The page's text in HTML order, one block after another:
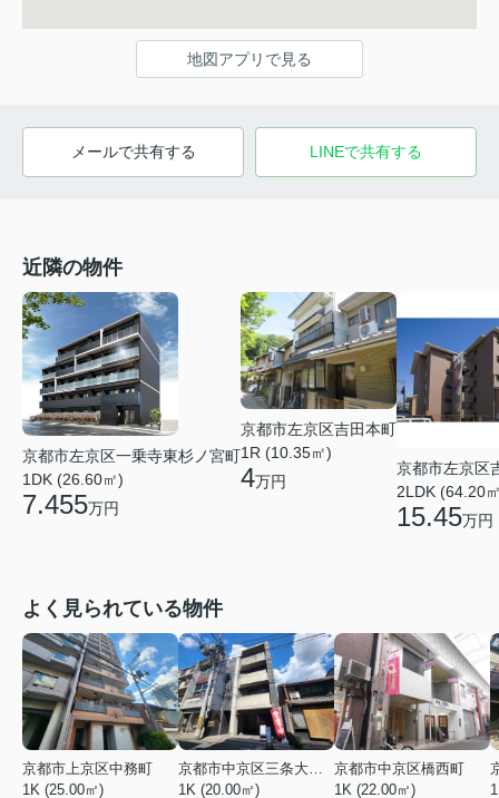
地図アプリで見る
メールで共有する LINEで共有する
近隣の物件
京都市左京区一乗寺東杉ノ宮町
1DK (26.60㎡)
7.455万円
京都市左京区吉田本町
1R (10.35㎡)
4万円
京都市左京区
2LDK (64.20
15.45万円
よく見られている物件
京都市上京区中務町
1K (25.00㎡)
京都市中京区三条大宮町
1K (20.00㎡)
京都市中京区橋西町
1K (22.00㎡)